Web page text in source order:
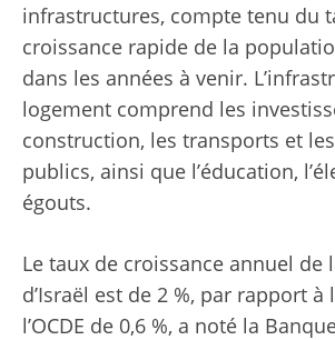
infrastructures, compte tenu du
croissance rapide de la
dans les années à venir.
logement comprend les
construction, les transports et
publics, ainsi que l’éducation,
égouts.
Le taux de croissance annuel de
d’Israël est de 2 %, par rapport
l’OCDE de 0,6 %, a noté la